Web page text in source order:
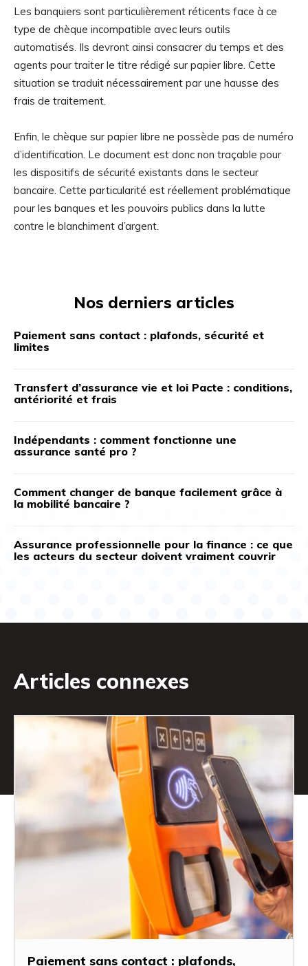
Les banquiers sont particulièrement réticents face à ce
type de chèque incompatible avec leurs outils
automatisés. Ils devront ainsi consacrer du temps et des
agents pour traiter le titre rédigé sur papier libre. Cette
situation se traduit nécessairement par une hausse des
frais de traitement.
Enfin, le chèque sur papier libre ne possède pas de numéro
d’identification. Le document est donc non traçable pour
les dispositifs de sécurité existants dans le secteur
bancaire. Cette particularité est réellement problématique
pour les banques et les pouvoirs publics dans la lutte
contre le blanchiment d’argent.
Nos derniers articles
Paiement sans contact : plafonds, sécurité et
limites
Transfert d’assurance vie et loi Pacte : conditions,
antériorité et frais
Indépendants : comment fonctionne une
assurance santé pro ?
Comment changer de banque facilement grâce à
la mobilité bancaire ?
Assurance professionnelle pour la finance : ce que
les acteurs du secteur doivent vraiment couvrir
Articles connexes
Paiement sans contact : plafonds,